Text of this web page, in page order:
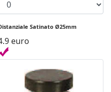
Satinato Ø25mm
euro